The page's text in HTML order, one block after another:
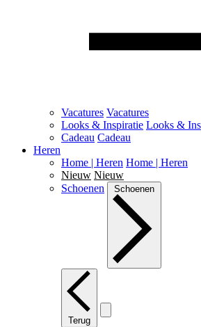
Vacatures Vacatures
Looks & Inspiratie Looks &
Cadeau Cadeau
Heren
Home | Heren Home | Heren
Nieuw Nieuw
Schoenen
Schoenen
Terug